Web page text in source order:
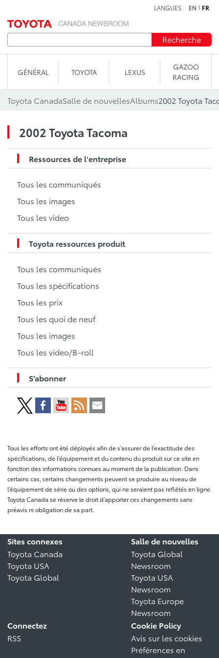
LANGUES EN FR
Recherche
GÉNÉRAL TOYOTA LEXUS
GAZOO
RACING
Toyota CanadaSalle de nouvellesAlbums2002 Toyota
2002 Toyota Tacoma
Ressources de l'entreprise
Tous les communiqués
Tous les images
Tous les video
Toyota ressources produit
Tous les communiqués
Tous les spécifications
Tous les prix
Tous les quoi de neuf
Tous les images
Tous les video/B-roll
S’abonner
Tous les efforts ont été déployés afin de s’assurer de l’exactitude des
spécifications, de l’équipement et du contenu du produit sur ce site en
fonction des informations connues au moment de la publication. Dans
certains cas, certains changements peuvent se produire au niveau de
l’équipement de série ou des options, qui ne seraient pas reflétés en ligne.
Toyota Canada se réserve le droit d’apporter ces changements sans
préavis ni obligation de sa part.
Sites connexes
Toyota Canada
Toyota USA
Toyota Global
Salle de nouvelles
Toyota Global
Newsroom
Toyota USA
Newsroom
Toyota Europe
Newsroom
Connectez
RSS
Cookie Policy
Avis sur les cookies
Préférences en